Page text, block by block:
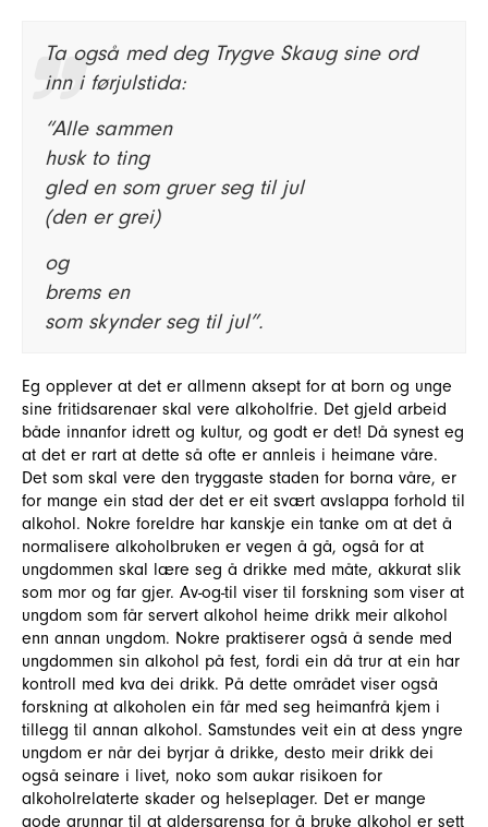
Ta også med deg Trygve Skaug sine ord
inn i førjulstida:
“Alle sammen
husk to ting
gled en som gruer seg til jul
(den er grei)
og
brems en
som skynder seg til jul”.
Eg opplever at det er allmenn aksept for at born og unge
sine fritidsarenaer skal vere alkoholfrie. Det gjeld arbeid
både innanfor idrett og kultur, og godt er det! Då synest eg
at det er rart at dette så ofte er annleis i heimane våre.
Det som skal vere den tryggaste staden for borna våre, er
for mange ein stad der det er eit svært avslappa forhold til
alkohol. Nokre foreldre har kanskje ein tanke om at det å
normalisere alkoholbruken er vegen å gå, også for at
ungdommen skal lære seg å drikke med måte, akkurat slik
som mor og far gjer. Av-og-til viser til forskning som viser at
ungdom som får servert alkohol heime drikk meir alkohol
enn annan ungdom. Nokre praktiserer også å sende med
ungdommen sin alkohol på fest, fordi ein då trur at ein har
kontroll med kva dei drikk. På dette området viser også
forskning at alkoholen ein får med seg heimanfrå kjem i
tillegg til annan alkohol. Samstundes veit ein at dess yngre
ungdom er når dei byrjar å drikke, desto meir drikk dei
også seinare i livet, noko som aukar risikoen for
alkoholrelaterte skader og helseplager. Det er mange
gode grunnar til at aldersgrensa for å bruke alkohol er sett